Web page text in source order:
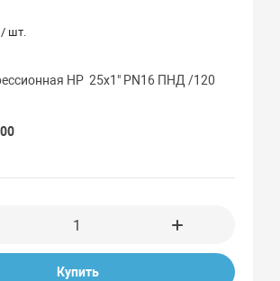
/ шт.
НР 25x1" PN16 ПНД /120
Купить